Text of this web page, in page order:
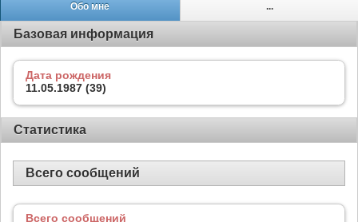
Обо мне ...
Базовая информация
Дата рождения
11.05.1987 (39)
Статистика
Всего сообщений
Всего сообщений